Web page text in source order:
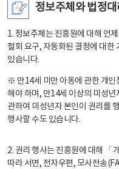
정보주체와 법정
1. 정보주체는 진흥원에 대해 언
철회 요구, 자동화된 결정에 대한
있습니다.
※ 만14세 미만 아동에 관한 개인
해야 하며, 만14세 이상의 미성년
관하여 미성년자 본인이 권리를
행사할 수도 있습니다.
2. 권리 행사는 진흥원에 대해 「
따라 서면, 전자우편, 모사전송